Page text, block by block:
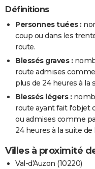
Définitions
Personnes tuées :
coup ou dans les
route.
Blessés graves :
route admises
plus de 24 heures à la
Blessés légers :
route ayant fait l'objet
ou admises comme
24 heures à la suite de
Villes à proximité
Val-d'Auzon (10220)